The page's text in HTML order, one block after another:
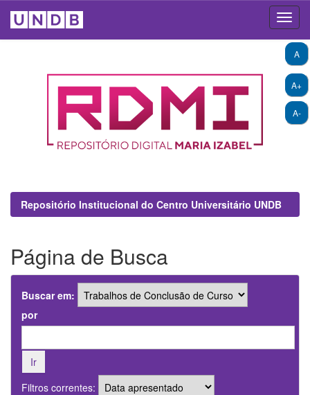
A+
A-
A
Repositório Institucional do Centro Universitário UNDB
Página de Busca
Buscar em:
por
Filtros correntes: